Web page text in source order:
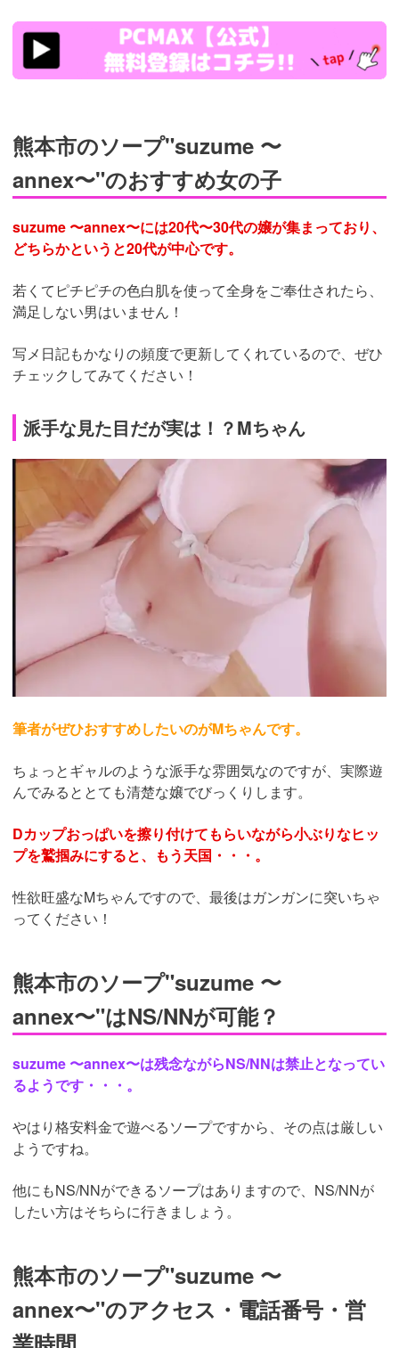
https://pcmax.jp/lp/?
ad_id=rm307152
熊本市のソープ"suzume 〜
annex〜"のおすすめ女の子
suzume 〜annex〜には20代〜30代の嬢が集まっており、
どちらかというと20代が中心です。
若くてピチピチの色白肌を使って全身をご奉仕されたら、
満足しない男はいません！
写メ日記もかなりの頻度で更新してくれているので、ぜひ
チェックしてみてください！
派手な見た目だが実は！？Mちゃん
筆者がぜひおすすめしたいのがMちゃんです。
ちょっとギャルのような派手な雰囲気なのですが、実際遊
んでみるととても清楚な嬢でびっくりします。
Dカップおっぱいを擦り付けてもらいながら小ぶりなヒッ
プを鷲掴みにすると、もう天国・・・。
性欲旺盛なMちゃんですので、最後はガンガンに突いちゃ
ってください！
熊本市のソープ"suzume 〜
annex〜"はNS/NNが可能？
suzume 〜annex〜は残念ながらNS/NNは禁止となってい
るようです・・・。
やはり格安料金で遊べるソープですから、その点は厳しい
ようですね。
他にもNS/NNができるソープはありますので、NS/NNが
したい方はそちらに行きましょう。
熊本市のソープ"suzume 〜
annex〜"のアクセス・電話番号・営